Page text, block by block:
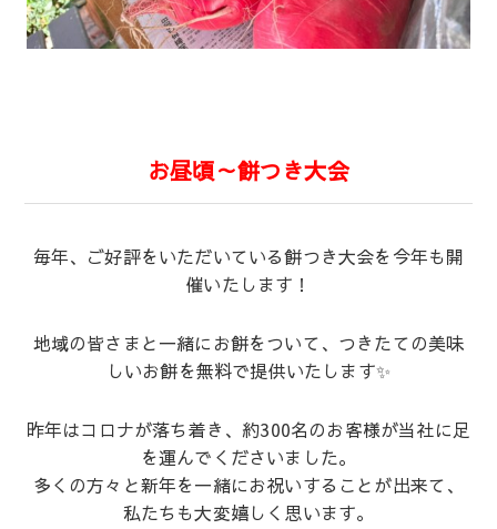
お昼頃～餅つき大会
毎年、ご好評をいただいている餅つき大会を今年も開
催いたします！
地域の皆さまと一緒にお餅をついて、つきたての美味
しいお餅を無料で提供いたします✨
昨年はコロナが落ち着き、約300名のお客様が当社に足
を運んでくださいました。
多くの方々と新年を一緒にお祝いすることが出来て、
私たちも大変嬉しく思います。